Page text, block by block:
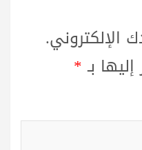
الإلكتروني.
بـ*